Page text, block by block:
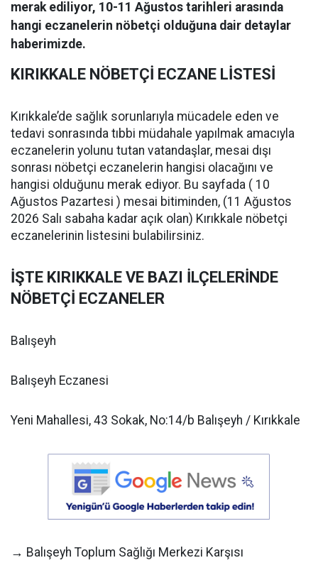
merak ediliyor, 10-11 Ağustos tarihleri arasında
hangi eczanelerin nöbetçi olduğuna dair detaylar
haberimizde.
KIRIKKALE NÖBETÇİ ECZANE LİSTESİ
Kırıkkale’de sağlık sorunlarıyla mücadele eden ve
tedavi sonrasında tıbbi müdahale yapılmak amacıyla
eczanelerin yolunu tutan vatandaşlar, mesai dışı
sonrası nöbetçi eczanelerin hangisi olacağını ve
hangisi olduğunu merak ediyor. Bu sayfada ( 10
Ağustos Pazartesi ) mesai bitiminden, (11 Ağustos
2026 Salı sabaha kadar açık olan) Kırıkkale nöbetçi
eczanelerinin listesini bulabilirsiniz.
İŞTE KIRIKKALE VE BAZI İLÇELERİNDE
NÖBETÇİ ECZANELER
Balışeyh
Balışeyh Eczanesi
Yeni Mahallesi, 43 Sokak, No:14/b Balışeyh / Kırıkkale
→ Balışeyh Toplum Sağlığı Merkezi Karşısı